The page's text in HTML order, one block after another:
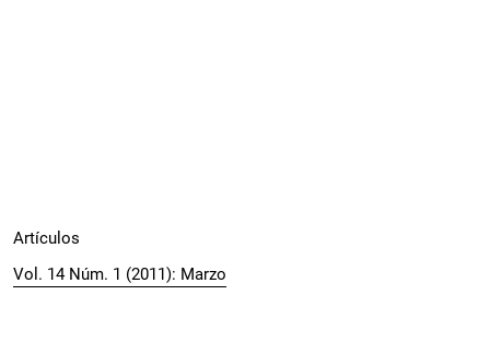
Artículos
Vol. 14 Núm. 1 (2011): Marzo